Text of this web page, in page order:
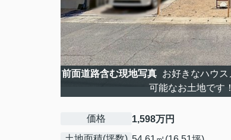
前面道路含む現地写真
お好きなハウ
可能なお土地です
価格
1,598万円